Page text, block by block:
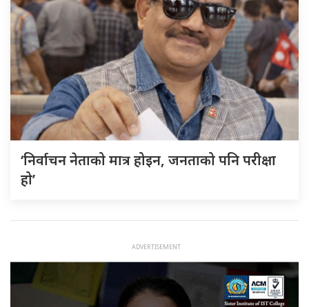
‘निर्वाचन नेताको मात्र होइन, जनताको पनि परीक्षा
हो’